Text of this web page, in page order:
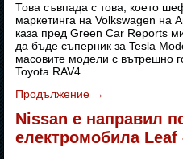
Това съвпада с това, което
маркетинга на Volkswagen на
каза пред Green Car Reports
да бъде съперник за Tesla
масовите модели с вътрешно
Toyota RAV4.
Продължение →
Nissan е направил
електромобила Leaf